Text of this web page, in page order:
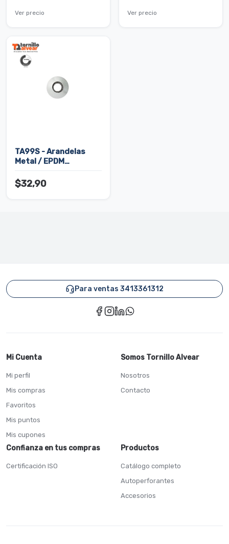
cantidad de Tornillos
Hexagonales Vuelo
Ver precio
a este precio
adquiriendo la misma
Ver precio
TA99S - Arandelas
Metal / EPDM
$32,90
Para ventas 3413361312
Mi Cuenta
Mi perfil
Mis compras
Favoritos
Mis puntos
Mis cupones
Somos Tornillo Alvear
Nosotros
Contacto
Confianza en tus compras
Certificación ISO
Productos
Catálogo completo
Autoperforantes
Accesorios